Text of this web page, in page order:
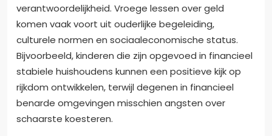
verantwoordelijkheid. Vroege lessen over geld
komen vaak voort uit ouderlijke begeleiding,
culturele normen en sociaaleconomische status.
Bijvoorbeeld, kinderen die zijn opgevoed in financieel
stabiele huishoudens kunnen een positieve kijk op
rijkdom ontwikkelen, terwijl degenen in financieel
benarde omgevingen misschien angsten over
schaarste koesteren.